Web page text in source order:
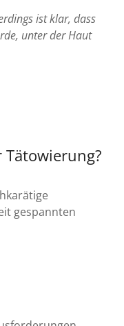
ist klar, dass
unter der Haut
gespannten